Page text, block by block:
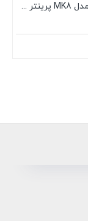
اکسترودر مدل MK8 پرینتر سه بعدی (فیلامنت 3mm، هیتر، ترمیستور)